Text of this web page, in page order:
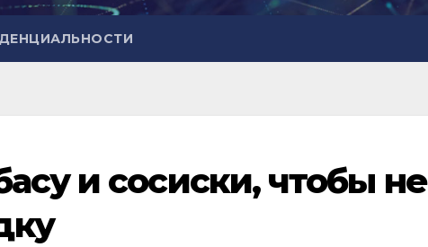
и сосиски, чтобы не